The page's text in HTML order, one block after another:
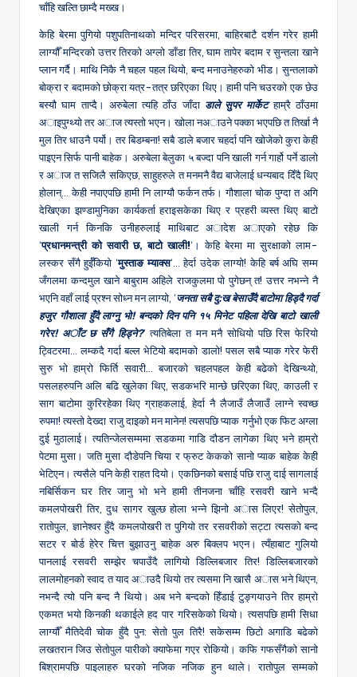
चाँहि खल्ति छाम्दै मख्ख।
केहि बेरमा पुगियो पशुपतिनाथको मन्दिर परिसरमा, बाहिरबाटै दर्शन गरेर हामी
लाग्यौँ मन्दिरको उत्तर तिरको अग्लो डाँडा तिर, घाम तापेर बदाम र सुन्तला खाने
प्लान गर्दै। माथि निकै नै चहल पहल थियो, बन्द मनाउनेहरुको भीड। सुन्तलाको
बोक्रा र बदामको छोक्रा यत्र-तत्र छरिएका थिए। हामी पनि चउरको एक छेउ
बस्यौ घाम ताप्दै। अरुबेला त्यहि ठाँउ जाँदा डाले सुपर मार्केटहाम्रै ठाँउमा
अाइपुग्थ्यो तर अाज त्यस्तो भएन। खोला नअाउने पक्का भएपछि त तिर्खा नै
मुल तिर धाउनै पर्यो। तर बिडम्बना! सबै डाले बजार चहर्दा पनि खोजेको कुरा केही
पाइएन सिर्फ पानी बाहेक। अरुबेला बेलुका ५ बज्दा पनि खाली गर्न गार्हो पर्ने डालो
र अाज त सजिलै सकिएछ, साहुहरुले त मनमनै वैद्य बाजेलाई धन्यबाद दिँदै थिए
होलान्… केही नपाएपछि हामी नि लाग्यौ फर्कन तर्फ। गौशाला चोक पुग्दा त अगि
देखिएका झण्डामुनिका कार्यकर्ता हराइसकेका थिए र प्रहरी व्यस्त थिए बाटो
खाली गर्न किनकि उनीहरुलाई माथिबाट अादेश अाएको रहेछ कि
‘प्रधानमन्त्री को सवारी छ, बाटो खाली!‘। केहि बेरमा मा सुरक्षाको लाम-
लस्कर सँगै हुईँकियो ‘मुस्ताङ म्याक्स‘… हेर्दा उदेक लाग्यो! केहि बर्ष अघि सम्म
जँगलमा कन्दमुल खाने बाबुराम अहिले राजकुलमा पो पुगेछन् त! उत्तर नभन्ने नै
भएनि वहाँ लाई प्रश्न सोध्न मन लाग्यो, ‘जनता सबै दु:ख बेसाउँदै बाटोमा हिड्दै गर्दा
हजुर गौशाला हुँदै लाग्नु भो! बन्दको दिन पनि १५ मिनेट पहिला देखि बाटो खाली
गरेर! अाँट छ सँगै हिड्ने?‘ त्यतिबेला त मन मनै सोधियो पछि रिस फेरियो
ट्विटरमा… लम्कदै गर्दा बल्ल भेटियो बदामको डालो! पसल सबै प्याक गरेर फेरी
सुरु भो हाम्रो फिर्ति सवारी… बजारको चहलपहल केही बढेको देखिन्थ्यो,
पसलहरुपनि अलि बढि खुलेका थिए, सडकभरि मान्छे छरिएका थिए, काउली र
साग बाटोमा कुरिरहेका थिए ग्राहकलाई, हेर्दा नै लैजाउँ लैजाउँ लाग्ने स्वच्छ
रुपमा! त्यस्तो देख्दा राजु दाइको मन मानेन! त्यसपछि प्याक गर्नुभो एक फिट अग्ला
दुई मुठालाई। त्यतिन्जेलसम्ममा सडकमा गाडि दौडन लागेका थिए भने हाम्रो
पेटमा मुसा। जति मुसा दौडेपनि चिया र फ्रुट केकको सानो प्याक बाहेक केही
भेटिएन। त्यसैले पनि केही राहत दियो। एकछिनको बसाई पछि राजु दाई सागलाई
नबिर्सिकन घर तिर जानु भो भने हामी तीनजना चाँहि रसवरी खाने भन्दै
कमलपोखरी तिर, दुध सागर खुल्छ होला भन्ने झिनो अास लिएर! सेतोपुल,
रातोपुल, ज्ञानेश्वर हुँदै कमलपोखरी त पुगियो तर रसवरीको सट्टा त्यसको बन्द
सटर र बोर्ड हेरेर चित्त बुझाउनु बाहेक अरु बिक्लप भएन। त्यँहाबाट गुलियो
पानलाई रसवरी सम्झेर चपाउँदै लागियो डिल्लिबजार तिर! डिल्लिबजारको
लालमोहनको स्वाद त याद अाउदै थियो तर त्यसमा नि खासै अास भने थिएन,
नभन्दै त्यो पनि बन्द नै थियो। अब भने बन्दको हिँडाई टुङ्गयाउने तिर हाम्रो
एकमत भयो किनकी थकाईले हद पार गरिसकेको थियो। त्यसपछि हामी सिधा
लाग्यौँ मैतिदेवी चोक हुँदै पुन: सेतो पुल तिरै! सकेसम्म छिटो अगाडि बढेको
लखतरान जिउ सेतोपुल पारीको क्याफेमा गएर रोकियो। कफि गफसँगैको सानो
बिश्रामपछि पाइलाहरु घरको नजिक नजिक हुन थाले। रातोपुल सम्मको